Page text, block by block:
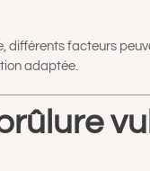
différents facteurs
adaptée.